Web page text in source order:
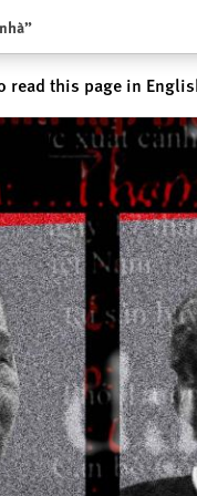
read this page in